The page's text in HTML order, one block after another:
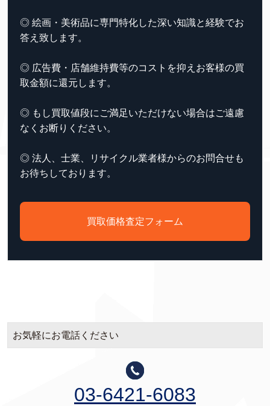
◎ 絵画・美術品に専門特化した深い知識と経験でお
答え致します。
◎ 広告費・店舗維持費等のコストを抑えお客様の買
取金額に還元します。
◎ もし買取値段にご満足いただけない場合はご遠慮
なくお断りください。
◎ 法人、士業、リサイクル業者様からのお問合せも
お待ちしております。
買取価格査定フォーム
お気軽にお電話ください
03-6421-6083